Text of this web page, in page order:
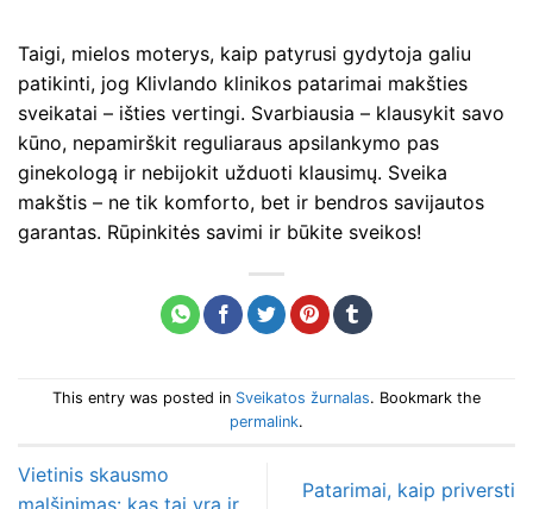
Taigi, mielos moterys, kaip patyrusi gydytoja galiu
patikinti, jog Klivlando klinikos patarimai makšties
sveikatai – išties vertingi. Svarbiausia – klausykit savo
kūno, nepamirškit reguliaraus apsilankymo pas
ginekologą ir nebijokit užduoti klausimų. Sveika
makštis – ne tik komforto, bet ir bendros savijautos
garantas. Rūpinkitės savimi ir būkite sveikos!
This entry was posted in Sveikatos žurnalas. Bookmark the
permalink.
Vietinis skausmo
Patarimai, kaip priversti